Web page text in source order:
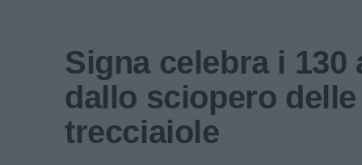
Signa celebra i 130
dallo sciopero delle
trecciaiole